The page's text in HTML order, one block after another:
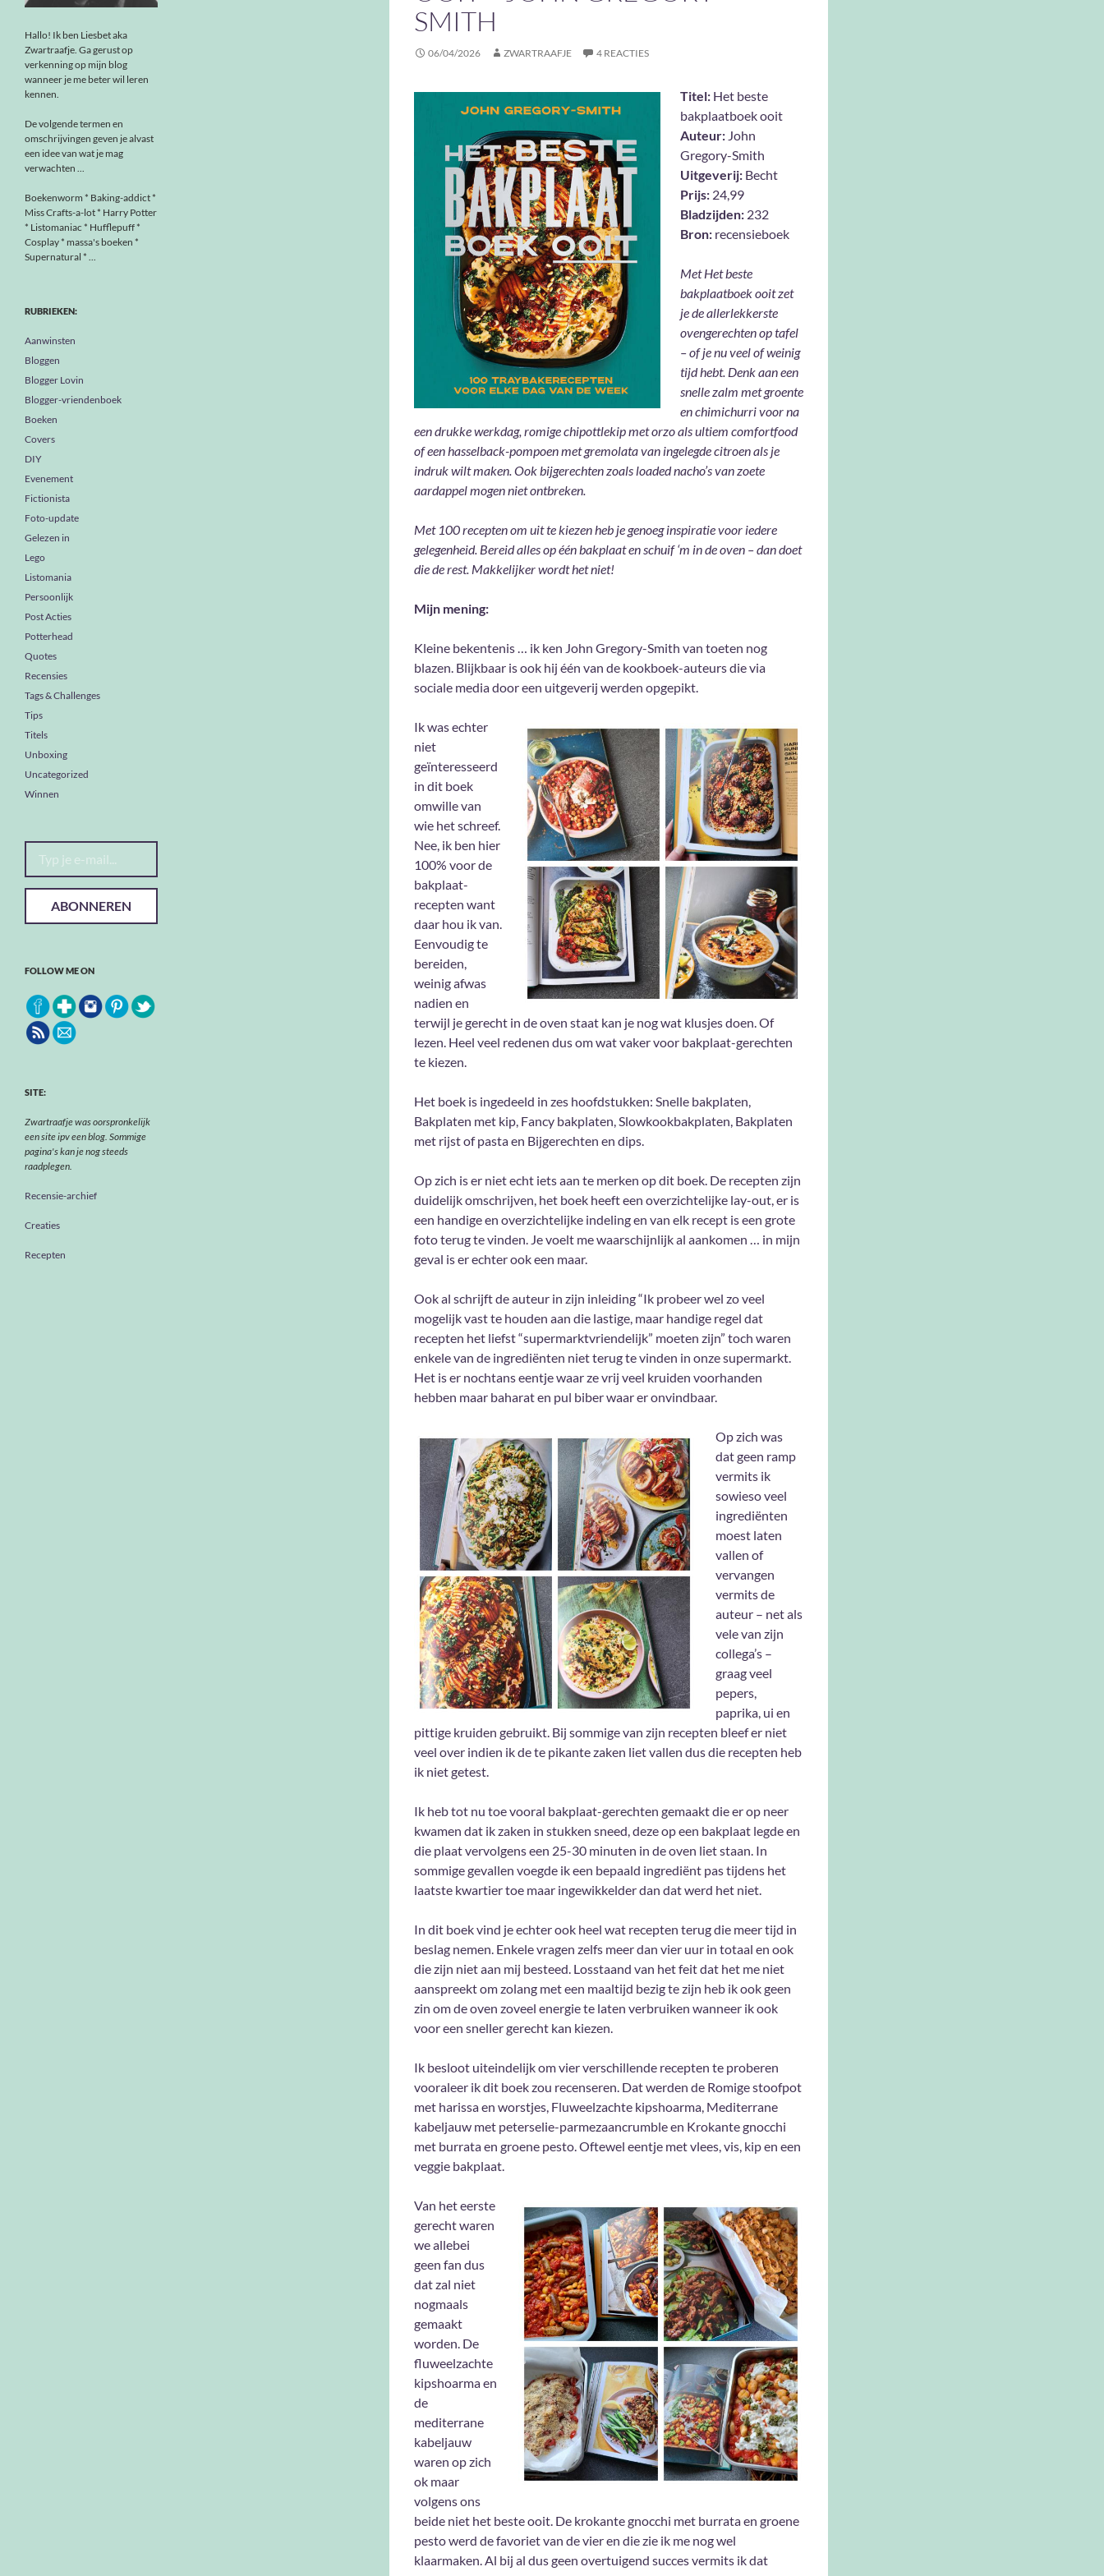
SMITH
06/04/2026 ZWARTRAAFJE 4 REACTIES
Titel: Het beste
bakplaatboek ooit
Auteur: John
Gregory-Smith
Uitgeverij: Becht
Prijs: 24,99
Bladzijden: 232
Bron: recensieboek
Met Het beste
bakplaatboek ooit zet
je de allerlekkerste
ovengerechten op tafel
– of je nu veel of weinig
tijd hebt. Denk aan een
snelle zalm met groente
en chimichurri voor na
een drukke werkdag, romige chipottlekip met orzo als ultiem comfortfood
of een hasselback-pompoen met gremolata van ingelegde citroen als je
indruk wilt maken. Ook bijgerechten zoals loaded nacho’s van zoete
aardappel mogen niet ontbreken.
Met 100 recepten om uit te kiezen heb je genoeg inspiratie voor iedere
gelegenheid. Bereid alles op één bakplaat en schuif ‘m in deoven – dan doet
die de rest. Makkelijker wordt het niet!
Mijn mening:
Kleine bekentenis … ik ken John Gregory-Smith van toeten nog
blazen. Blijkbaar is ook hij één van de kookboek-auteurs die via
sociale media door een uitgeverij werden opgepikt.
Ik was echter
niet
geïnteresseerd
in dit boek
omwille van
wie het schreef.
Nee, ik ben hier
100% voor de
bakplaat-
recepten want
daar hou ik van.
Eenvoudig te
bereiden,
weinig afwas
nadien en
terwijl je gerecht in de oven staat kan je nog wat klusjes doen. Of
lezen. Heel veel redenen dus om wat vaker voor bakplaat-gerechten
te kiezen.
Het boek is ingedeeld in zes hoofdstukken: Snelle bakplaten,
Bakplaten met kip, Fancy bakplaten, Slowkookbakplaten, Bakplaten
met rijst of pasta en Bijgerechten en dips.
Op zich is er niet echt iets aan te merken op dit boek. De recepten zijn
duidelijk omschrijven, het boek heeft een overzichtelijke lay-out, er is
een handige en overzichtelijke indeling en van elk recept is een grote
foto terug te vinden. Je voelt me waarschijnlijk al aankomen … in mijn
geval is er echter ook een maar.
Ook al schrijft de auteur in zijn inleiding “Ik probeer wel zo veel
mogelijk vast te houden aan die lastige, maar handige regel dat
recepten het liefst “supermarktvriendelijk” moeten zijn” toch waren
enkele van de ingrediënten niet terug te vinden in onze supermarkt.
Het is er nochtans eentje waar ze vrij veel kruiden voorhanden
hebben maar baharat en pul biber waar er onvindbaar.
Op zich was
dat geen ramp
vermits ik
sowieso veel
ingrediënten
moest laten
vallen of
vervangen
vermits de
auteur – net als
vele van zijn
collega’s –
graag veel
pepers,
paprika, ui en
pittige kruiden gebruikt. Bij sommige van zijn recepten bleef er niet
veel over indien ik de te pikante zaken liet vallen dus die recepten heb
ik niet getest.
Ik heb tot nu toe vooral bakplaat-gerechten gemaakt die er op neer
kwamen dat ik zaken in stukken sneed, deze op een bakplaat legde en
die plaat vervolgens een 25-30 minuten in de oven liet staan. In
sommige gevallen voegde ik een bepaald ingrediënt pas tijdens het
laatste kwartier toe maar ingewikkelder dan dat werd het niet.
In dit boek vind je echter ook heel wat recepten terug die meer tijd in
beslag nemen. Enkele vragen zelfs meer dan vier uur in totaal en ook
die zijn niet aan mij besteed. Losstaand van het feit dat het me niet
aanspreekt om zolang met een maaltijd bezig te zijn heb ik ook geen
zin om de oven zoveel energie te laten verbruiken wanneer ik ook
voor een sneller gerecht kan kiezen.
Ik besloot uiteindelijk om vier verschillende recepten te proberen
vooraleer ik dit boek zou recenseren. Dat werden de Romige stoofpot
met harissa en worstjes, Fluweelzachte kipshoarma, Mediterrane
kabeljauw met peterselie-parmezaancrumble en Krokante gnocchi
met burrata en groene pesto. Oftewel eentje met vlees, vis, kip en een
veggie bakplaat.
Van het eerste
gerecht waren
we allebei
geen fan dus
dat zal niet
nogmaals
gemaakt
worden. De
fluweelzachte
kipshoarma en
de
mediterrane
kabeljauw
waren op zich
ok maar
volgens ons
beide niet het beste ooit. De krokante gnocchi met burrata en groene
pesto werd de favoriet van de vier en die zie ik me nog wel
klaarmaken. Al bij al dus geen overtuigend succes vermits ik dat
Hallo! Ik ben Liesbet aka
Zwartraafje. Ga gerust op
verkenning op mijn blog
wanneer je me beter wil leren
kennen.
De volgende termen en
omschrijvingen geven je alvast
een idee van wat je mag
verwachten ...
Boekenworm * Baking-addict *
Miss Crafts-a-lot * Harry Potter
* Listomaniac * Hufflepuff *
Cosplay * massa's boeken *
Supernatural * ...
RUBRIEKEN:
Aanwinsten
Bloggen
Blogger Lovin
Blogger-vriendenboek
Boeken
Covers
DIY
Evenement
Fictionista
Foto-update
Gelezen in
Lego
Listomania
Persoonlijk
Post Acties
Potterhead
Quotes
Recensies
Tags & Challenges
Tips
Titels
Unboxing
Uncategorized
Winnen
Typ je e-mail...
ABONNEREN
FOLLOW ME ON
SITE:
Zwartraafje was oorspronkelijk
een site ipv een blog. Sommige
pagina's kan je nog steeds
raadplegen.
Recensie-archief
Creaties
Recepten